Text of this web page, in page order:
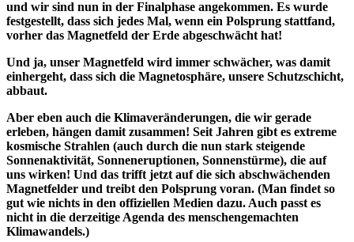
und wir sind nun in der Finalphase angekommen. Es wurde
festgestellt, dass sich jedes Mal, wenn ein Polsprung stattfand,
vorher das Magnetfeld der Erde abgeschwächt hat!
Und ja, unser Magnetfeld wird immer schwächer, was damit
einhergeht, dass sich die Magnetosphäre, unsere Schutzschicht,
abbaut.
Aber eben auch die Klimaveränderungen, die wir gerade
erleben, hängen damit zusammen! Seit Jahren gibt es extreme
kosmische Strahlen (auch durch die nun stark steigende
Sonnenaktivität, Sonneneruptionen, Sonnenstürme), die auf
uns wirken! Und das trifft jetzt auf die sich abschwächenden
Magnetfelder und treibt den Polsprung voran. (Man findet so
gut wie nichts in den offiziellen Medien dazu. Auch passt es
nicht in die derzeitige Agenda des menschengemachten
Klimawandels.)